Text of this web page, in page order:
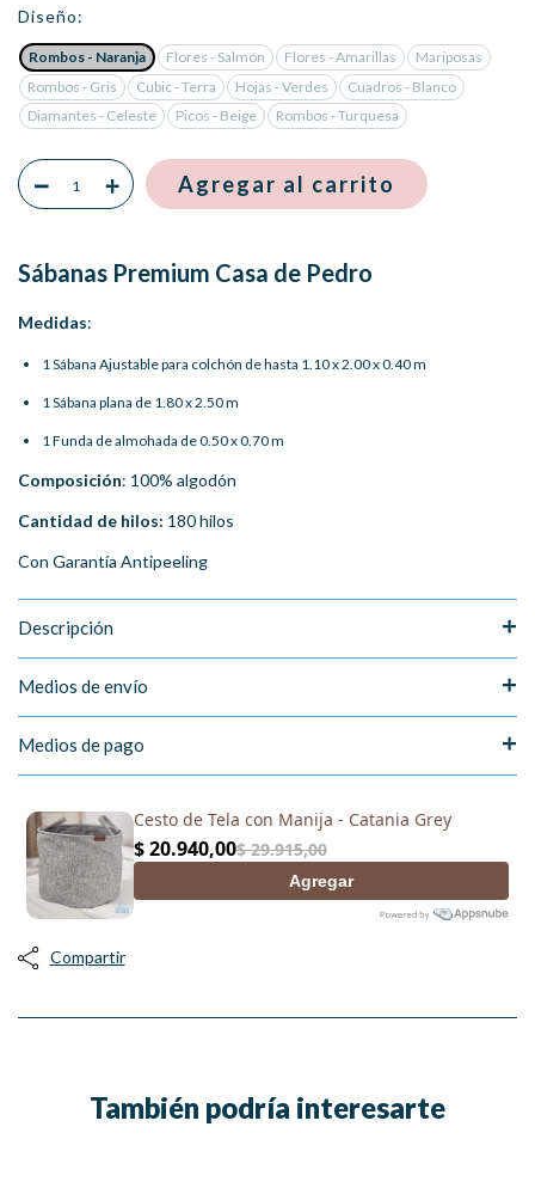
Diseño:
Rombos - Naranja Flores - Salmón Flores - Amarillas
Mariposas
Rombos - Gris
Cubic - Terra Hojas - Verdes
Cuadros - Blanco
Diamantes - Celeste
Picos - Beige Rombos - Turquesa
Sábanas Premium Casa de Pedro
Medidas:
1 Sábana Ajustable para colchón de hasta 1.10 x 2.00 x 0.40 m
1 Sábana plana de 1.80 x 2.50 m
1 Funda de almohada de 0.50 x 0.70 m
Composición: 100% algodón
Cantidad de hilos: 180 hilos
Con Garantía Antipeeling
Descripción
Medios de envío
Medios de pago
Compartir
También podría interesarte